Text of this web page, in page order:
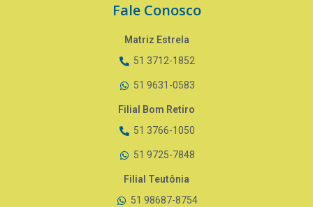
Fale Conosco
Matriz Estrela
51 3712-1852
51 9631-0583
Filial Bom Retiro
51 3766-1050
51 9725-7848
Filial Teutônia
51 98687-8754